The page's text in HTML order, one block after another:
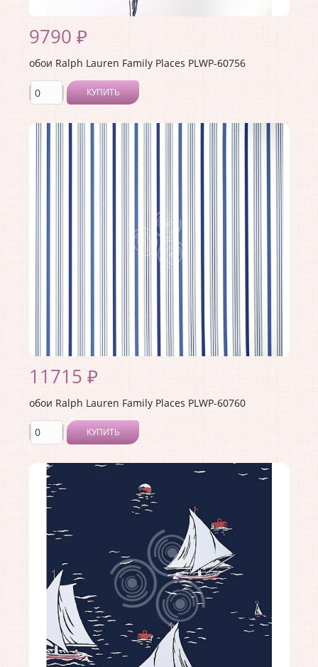
9790 ₽
обои Ralph Lauren Family Places PLWP-60756
КУПИТЬ
Коллекция:Family Places
11715 ₽
обои Ralph Lauren Family Places PLWP-60760
КУПИТЬ
Производитель:Ralph Lauren
Коллекция:Family Places
Длина рулона:
Ширина рулона:
Материал покрытия:
<>
Страна:США
Материал основы: